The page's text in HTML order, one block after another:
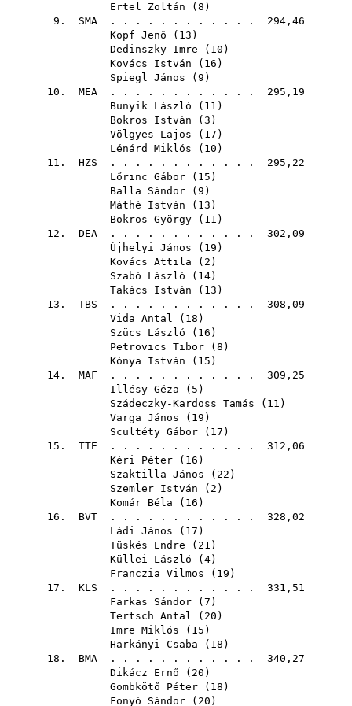
Ertel Zoltán ( 8 )
9. SMA . . . . . . . . . . . . 294,46
Köpf Jenő ( 13 )
Dedinszky Imre ( 10 )
Kovács István ( 16 )
Spiegl János ( 9 )
10. MEA . . . . . . . . . . . . 295,19
Bunyik László ( 11 )
Bokros István ( 3 )
Völgyes Lajos ( 17 )
Lénárd Miklós ( 10 )
11. HZS . . . . . . . . . . . . 295,22
Lőrinc Gábor ( 15 )
Balla Sándor ( 9 )
Máthé István ( 13 )
Bokros György ( 11 )
12. DEA . . . . . . . . . . . . 302,09
Újhelyi János ( 19 )
Kovács Attila ( 2 )
Szabó László ( 14)
Takács István ( 13 )
13. TBS . . . . . . . . . . . . 308,09
Vida Antal ( 18 )
Szücs László ( 16 )
Petrovics Tibor ( 8 )
Kónya István ( 15 )
14. MAF . . . . . . . . . . . . 309,25
Illésy Géza ( 5 )
Szádeczky-Kardoss Tamás ( 11 )
Varga János ( 19 )
Scultéty Gábor ( 17 )
15. TTE . . . . . . . . . . . . 312,06
Kéri Péter ( 16 )
Szaktilla János ( 22 )
Szemler István ( 2 )
Komár Béla ( 16 )
16. BVT . . . . . . . . . . . . 328,02
Ládi János ( 17 )
Tüskés Endre ( 21 )
Küllei László ( 4)
Franczia Vilmos ( 19 )
17. KLS . . . . . . . . . . . . 331,51
Farkas Sándor ( 7 )
Tertsch Antal ( 20 )
Imre Miklós ( 15 )
Harkányi Csaba ( 18 )
18. BMA . . . . . . . . . . . . 340,27
Dikácz Ernő ( 20 )
Gombkötő Péter ( 18 )
Fonyó Sándor ( 20 )